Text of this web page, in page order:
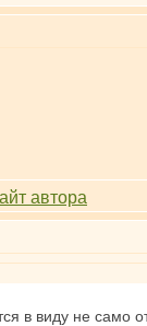
в виду не само